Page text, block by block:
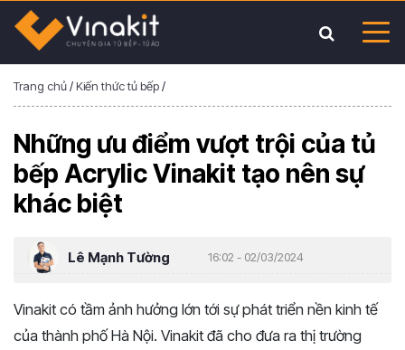
Trang chủ/Kiến thức tủ bếp/
Những ưu điểm vượt trội của tủ
bếp Acrylic Vinakit tạo nên sự
khác biệt
Lê Mạnh Tường 16:02 - 02/03/2024
Vinakit có tầm ảnh hưởng lớn tới sự phát triển nền kinh tế
của thành phố Hà Nội. Vinakit đã cho đưa ra thị trường